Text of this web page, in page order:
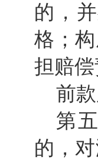
的，
格；
担赔
前
第
的，